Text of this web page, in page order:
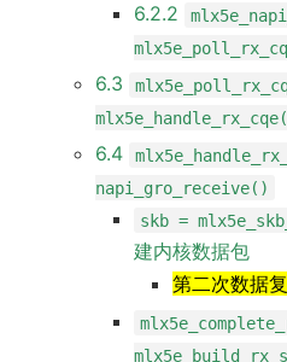
6.2.2
6.3
6.4
napi_gro_receive()
skb =
建内核数据包
第二次数据